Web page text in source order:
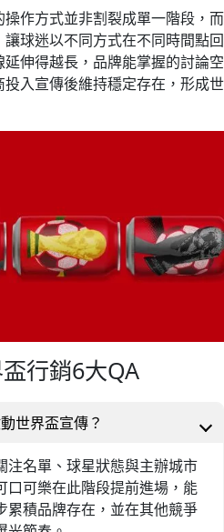
作方式並非割裂成單一階段，而
球迷以不同方式在不同時間點回
伸得越長，品牌能掌握的討論空
入宣傳後維持穩定存在，形成世
行銷6大QA
世界盃宣傳？
注名單、球星狀態與主辦城市
口可樂在此階段提前進場，能
累積品牌存在，並在其他競爭